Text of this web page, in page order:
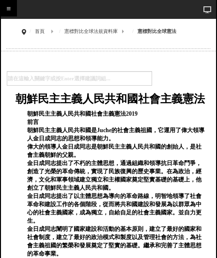
首頁 憲標對比全球法規資料庫 憲標對比全球憲法
朝鮮民主主義人民共和國社會主義憲法
朝鮮民主主義人民共和國社會主義憲法2019
前言
朝鮮民主主義人民共和國是Juche的社會主義祖國，它運用了偉大領導
人金日成同志的思想和領導能力。
偉大的領導人金日成同志是朝鮮民主主義人民共和國的創始人，是社
會主義朝鮮的父親。
金日成同志提出了不朽的主體思想，通過組織和領導抗日革命鬥爭，
創造了光榮的革命傳統，實現了民族復興的歷史事業。在為政治，經
濟，文化和軍事領域建立獨立和主權國家奠定堅實基礎的基礎上，他
創立了朝鮮民主主義人民共和國。
金日成同志提出了以主體思想為導向的革命路線，明智地領導了社會
革命和建設工作的各個階段，從而將共和國建設和發展為以群眾為中
心的社會主義國家，成為獨立，自給自足的社會主義國家。並自力更
生。
金日成同志闡明了國家建設和活動的基本原則，建立了最好的國家和
社會制度，建立了最好的政治模式和製度以及管理社會的方法，為社
會主義祖國的繁榮和發展奠定了堅實的基礎。繼承和完善了主體思想
的革命事業。